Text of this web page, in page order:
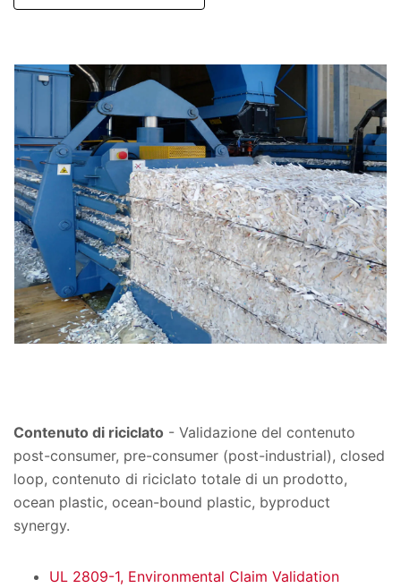
Contenuto di riciclato - Validazione del contenuto
post-consumer, pre-consumer (post-industrial), closed
loop, contenuto di riciclato totale di un prodotto,
ocean plastic, ocean-bound plastic, byproduct
synergy.
UL 2809-1, Environmental Claim Validation